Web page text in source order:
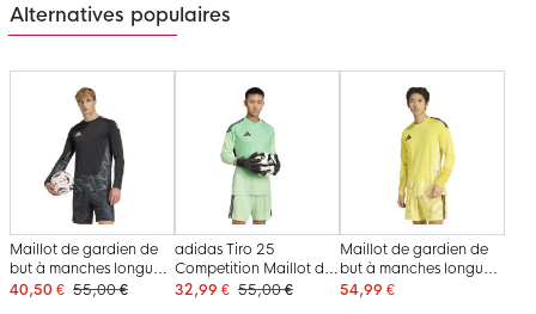
Alternatives populaires
Maillot de gardien de
but à manches longues
adidas Tiro 26
40,50 € 55,00 €
adidas Tiro 25
Competition Maillot de
Gardien de But
32,99 € 55,00 €
Maillot de gardien de
but à manches longues
adidas Tiro 26
54,99 €